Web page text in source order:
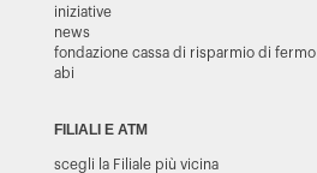
iniziative
news
fondazione cassa di risparmio di fermo
abi
FILIALI E ATM
scegli la Filiale più vicina